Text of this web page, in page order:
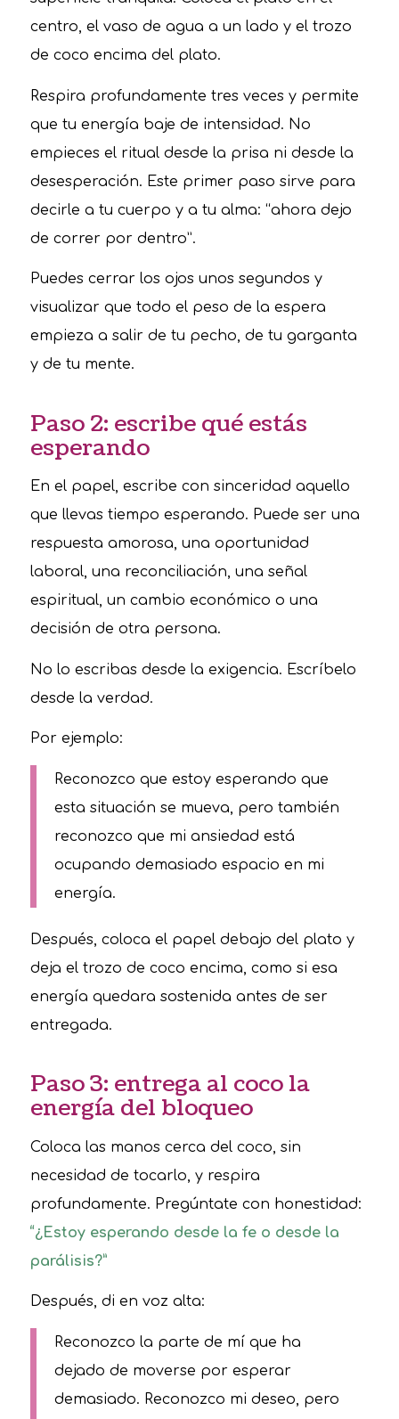
centro, el vaso de agua a un lado y el trozo
de coco encima del plato.
Respira profundamente tres veces y permite
que tu energía baje de intensidad. No
empieces el ritual desde la prisa ni desde la
desesperación. Este primer paso sirve para
decirle a tu cuerpo y a tu alma: “ahora dejo
de correr por dentro”.
Puedes cerrar los ojos unos segundos y
visualizar que todo el peso de la espera
empieza a salir de tu pecho, de tu garganta
y de tu mente.
Paso 2: escribe qué estás
esperando
En el papel, escribe con sinceridad aquello
que llevas tiempo esperando. Puede ser una
respuesta amorosa, una oportunidad
laboral, una reconciliación, una señal
espiritual, un cambio económico o una
decisión de otra persona.
No lo escribas desde la exigencia. Escríbelo
desde la verdad.
Por ejemplo:
Reconozco que estoy esperando que
esta situación se mueva, pero también
reconozco que mi ansiedad está
ocupando demasiado espacio en mi
energía.
Después, coloca el papel debajo del plato y
deja el trozo de coco encima, como si esa
energía quedara sostenida antes de ser
entregada.
Paso 3: entrega al coco la
energía del bloqueo
Coloca las manos cerca del coco, sin
necesidad de tocarlo, y respira
profundamente. Pregúntate con honestidad:
“¿Estoy esperando desde la fe o desde la
parálisis?”
Después, di en voz alta:
Reconozco la parte de mí que ha
dejado de moverse por esperar
demasiado. Reconozco mi deseo, pero